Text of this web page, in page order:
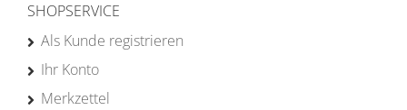
SHOPSERVICE
Als Kunde registrieren
Ihr Konto
Merkzettel